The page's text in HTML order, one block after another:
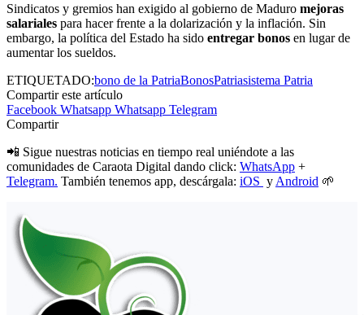
Sindicatos y gremios han exigido al gobierno de Maduro mejoras
salariales para hacer frente a la dolarización y la inflación. Sin
embargo, la política del Estado ha sido entregar bonos en lugar de
aumentar los sueldos.
ETIQUETADO:bono de la PatriaBonosPatriasistema Patria
Compartir este artículo
Facebook Whatsapp Whatsapp Telegram
Compartir
📲 Sigue nuestras noticias en tiempo real uniéndote a las
comunidades de Caraota Digital dando click: WhatsApp +
Telegram. También tenemos app, descárgala: iOS y Android 🌱